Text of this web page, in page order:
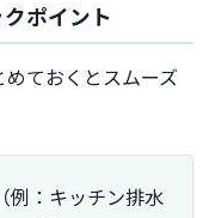
ポイント
ておくとスムーズ
例：キッチン排水